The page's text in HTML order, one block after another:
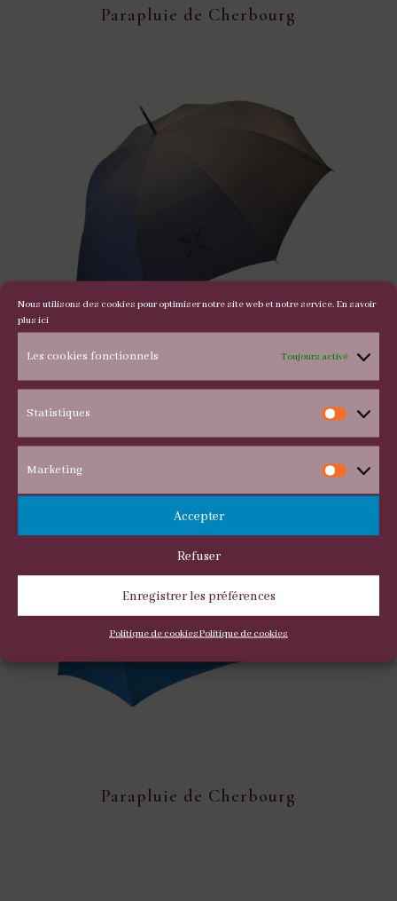
Nous utilisons des cookies pour optimiser notre site web et notre service. En savoir
plus ici
Les cookies fonctionnels Toujours activé
Statistiques
Marketing
Accepter
Refuser
Enregistrer les préférences
Politique de cookiesPolitique de cookies
Parapluie de Cherbourg
Parapluie de Cherbourg